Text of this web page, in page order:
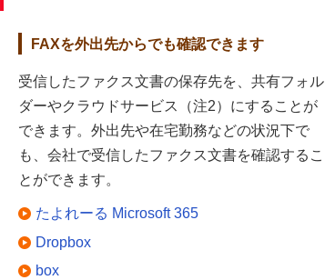
FAXを外出先からでも確認できます
受信したファクス文書の保存先を、共有フォル
ダーやクラウドサービス（注2）にすることが
できます。外出先や在宅勤務などの状況下で
も、会社で受信したファクス文書を確認するこ
とができます。
たよれーる Microsoft 365
Dropbox
box